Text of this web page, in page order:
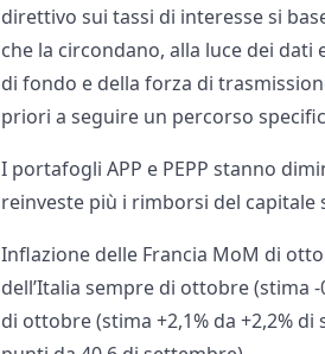
direttivo sui tassi di interesse si
che la circondano, alla luce dei
di fondo e della forza di
priori a seguire un percorso
I portafogli APP e PEPP stanno
reinveste più i rimborsi del capitale
Inflazione delle Francia MoM di
dell’Italia sempre di ottobre (stima
di ottobre (stima +2,1% da +2,2%